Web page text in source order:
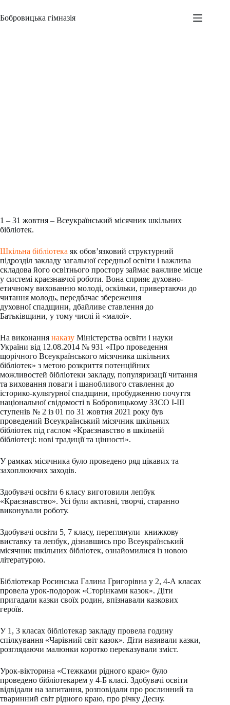
до
вмісту
Бобровицька гімназія
1 – 31 жовтня – Всеукраїнський місячник шкільних
бібліотек.
Шкільна бібліотека як обов’язковий структурний
підрозділ закладу загальної середньої освіти і важлива
складова його освітнього простору займає важливе місце
у системі краєзнавчої роботи. Вона сприяє духовно-
етичному вихованню молоді, оскільки, привертаючи до
читання молодь, передбачає збереження
духовної спадщини, дбайливе ставлення до
Батьківщини, у тому числі й «малої».
На виконання наказу Міністерства освіти і науки
України від 12.08.2014 № 931 «Про проведення
щорічного Всеукраїнського місячника шкільних
бібліотек» з метою розкриття потенційних
можливостей бібліотеки закладу, популяризації читання
та виховання поваги і шанобливого ставлення до
історико-культурної спадщини, пробудженню почуття
національної свідомості в Бобровицькому ЗЗСО І-ІІІ
ступенів № 2 із 01 по 31 жовтня 2021 року був
проведений Всеукраїнський місячник шкільних
бібліотек під гаслом «Краєзнавство в шкільній
бібліотеці: нові традиції та цінності».
У рамках місячника було проведено ряд цікавих та
захоплюючих заходів.
Здобувачі освіти 6 класу виготовили лепбук
«Краєзнавство». Усі були активні, творчі, старанно
виконували роботу.
Здобувачі освіти 5, 7 класу, переглянули книжкову
виставку та лепбук, дізнавшись про Всеукраїнський
місячник шкільних бібліотек, ознайомилися із новою
літературою.
Бібліотекар Росинська Галина Григорівна у 2, 4-А класах
провела урок-подорож «Сторінками казок». Діти
пригадали казки своїх родин, впізнавали казкових
героїв.
У 1, 3 класах бібліотекар закладу провела годину
спілкування «Чарівний світ казок». Діти називали казки,
розглядаючи малюнки коротко переказували зміст.
Урок-вікторина «Стежками рідного краю» було
проведено бібліотекарем у 4-Б класі. Здобувачі освіти
відвідали на запитання, розповідали про рослинний та
тваринний світ рідного краю, про річку Десну.